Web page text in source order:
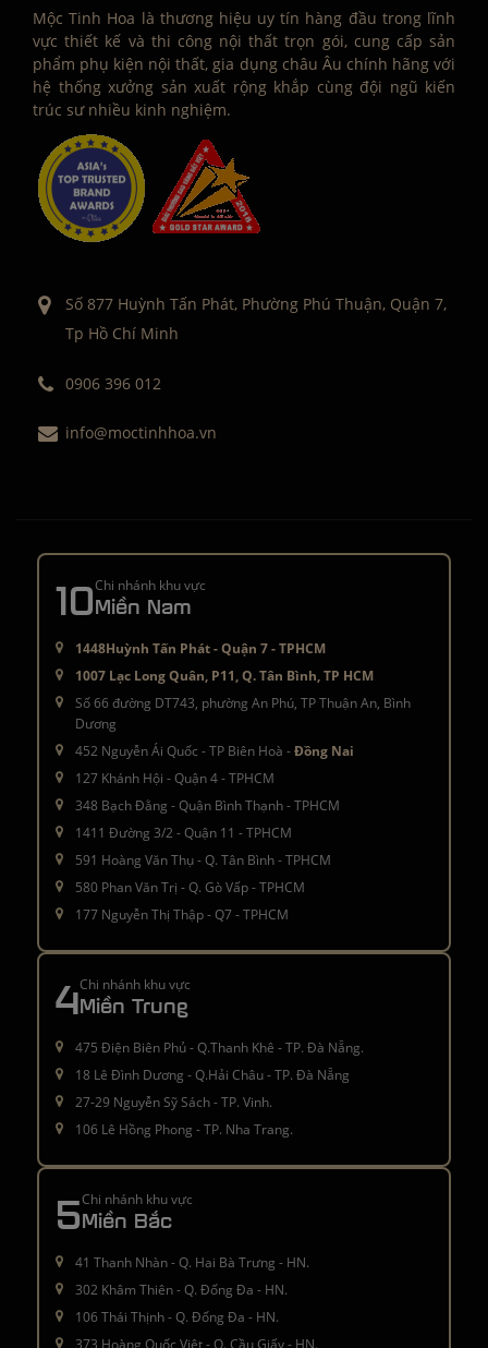
Mộc Tinh Hoa là thương hiệu uy tín hàng đầu trong lĩnh
vực thiết kế và thi công nội thất trọn gói, cung cấp sản
phẩm phụ kiện nội thất, gia dụng châu Âu chính hãng với
hệ thống xưởng sản xuất rộng khắp cùng đội ngũ kiến
trúc sư nhiều kinh nghiệm.
Số 877 Huỳnh Tấn Phát, Phường Phú Thuận, Quận 7,
Tp Hồ Chí Minh
0906 396 012
info@moctinhhoa.vn
10Chi nhánh khu vực
Miền Nam
1448Huỳnh Tấn Phát - Quận 7 - TPHCM
1007 Lạc Long Quân, P11, Q. Tân Bình, TP HCM
Số 66 đường DT743, phường An Phú, TP Thuận An, Bình
Dương
452 Nguyễn Ái Quốc - TP Biên Hoà -Đồng Nai
127 Khánh Hội - Quận 4 - TPHCM
348 Bạch Đằng - Quận Bình Thạnh - TPHCM
1411 Đường 3/2 - Quận 11 - TPHCM
591 Hoàng Văn Thụ - Q. Tân Bình - TPHCM
580 Phan Văn Trị - Q. Gò Vấp - TPHCM
177 Nguyễn Thị Thập - Q7 - TPHCM
4Chi nhánh khu vực
Miền Trung
475 Điện Biên Phủ - Q.Thanh Khê - TP. Đà Nẵng.
18 Lê Đình Dương - Q.Hải Châu - TP. Đà Nẵng
27-29 Nguyễn Sỹ Sách - TP. Vinh.
106 Lê Hồng Phong - TP. Nha Trang.
5Chi nhánh khu vực
Miền Bắc
41 Thanh Nhàn - Q. Hai Bà Trưng - HN.
302 Khâm Thiên - Q. Đống Đa - HN.
106 Thái Thịnh - Q. Đống Đa - HN.
373 Hoàng Quốc Việt - Q. Cầu Giấy - HN.